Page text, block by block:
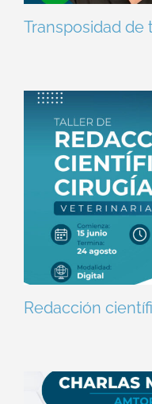
Transposidad de
Redacción